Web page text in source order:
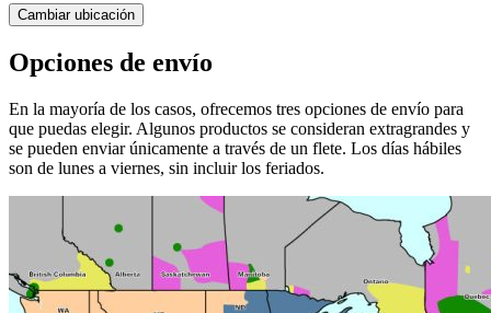
Cambiar ubicación
Opciones de envío
En la mayoría de los casos, ofrecemos tres opciones de envío para
que puedas elegir. Algunos productos se consideran extragrandes y
se pueden enviar únicamente a través de un flete. Los días hábiles
son de lunes a viernes, sin incluir los feriados.